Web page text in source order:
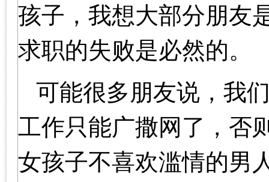
孩子，我想大部分朋友
求职的失败是必然的。
可能很多朋友说，我
工作只能广撒网了，否
女孩子不喜欢滥情的男